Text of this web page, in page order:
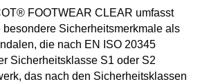
FOOTWEAR CLEAR umfasst
Sicherheitsmerkmale als
die nach EN ISO 20345
Sicherheitsklasse S1 oder S2
das nach den Sicherheitsklassen